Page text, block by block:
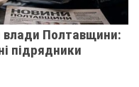
влади Полтавщини:
підрядники